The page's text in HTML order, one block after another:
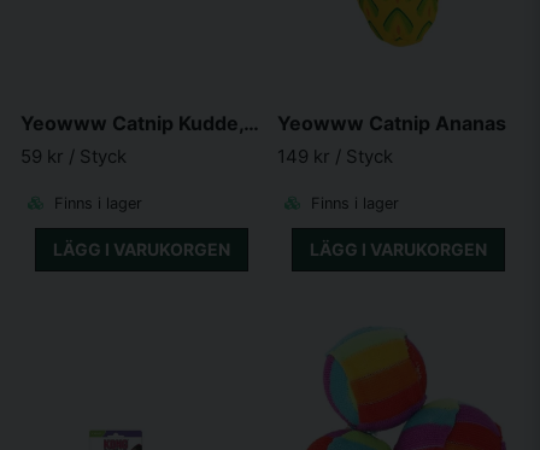
Yeowww Catnip Kudde, 6.5X6.5 cm
59 kr / Styck
Finns i lager
LÄGG I VARUKORGEN
Yeowww Catnip Ananas
149 kr / Styck
Finns i lager
LÄGG I VARUKORGEN